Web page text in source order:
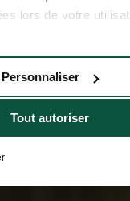
lors de votre
Tout autoriser
Personnaliser